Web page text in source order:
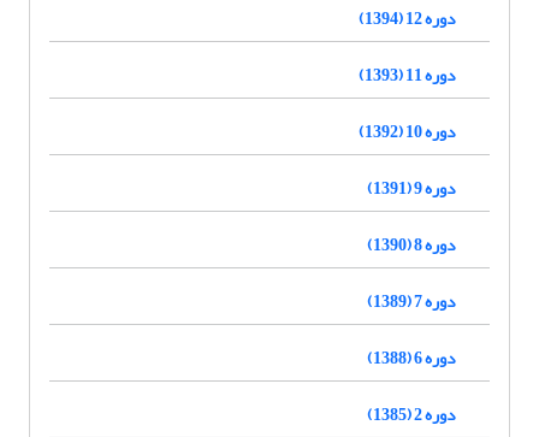
دوره 12 (1394)
دوره 11 (1393)
دوره 10 (1392)
دوره 9 (1391)
دوره 8 (1390)
دوره 7 (1389)
دوره 6 (1388)
دوره 2 (1385)